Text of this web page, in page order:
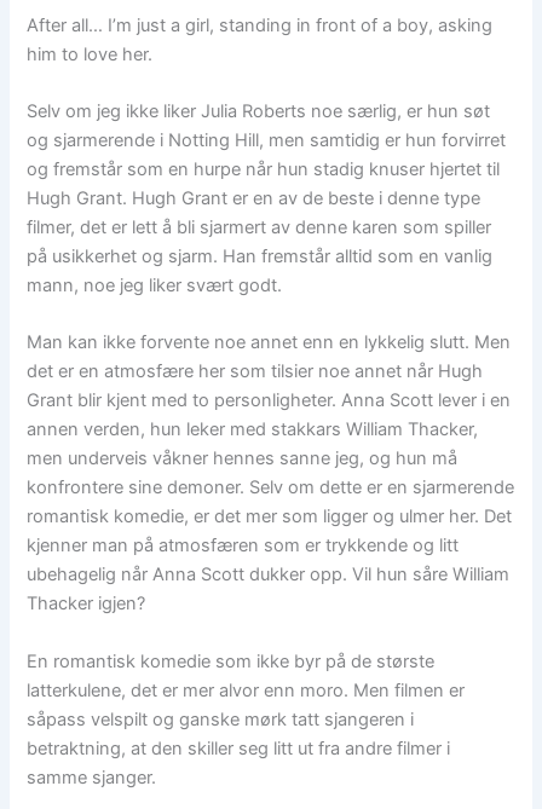
After all… I’m just a girl, standing in front of a boy, asking
him to love her.
Selv om jeg ikke liker Julia Roberts noe særlig, er hun søt
og sjarmerende i Notting Hill, men samtidig er hun forvirret
og fremstår som en hurpe når hun stadig knuser hjertet til
Hugh Grant. Hugh Grant er en av de beste i denne type
filmer, det er lett å bli sjarmert av denne karen som spiller
på usikkerhet og sjarm. Han fremstår alltid som en vanlig
mann, noe jeg liker svært godt.
Man kan ikke forvente noe annet enn en lykkelig slutt. Men
det er en atmosfære her som tilsier noe annet når Hugh
Grant blir kjent med to personligheter. Anna Scott lever i en
annen verden, hun leker med stakkars William Thacker,
men underveis våkner hennes sanne jeg, og hun må
konfrontere sine demoner. Selv om dette er en sjarmerende
romantisk komedie, er det mer som ligger og ulmer her. Det
kjenner man på atmosfæren som er trykkende og litt
ubehagelig når Anna Scott dukker opp. Vil hun såre William
Thacker igjen?
En romantisk komedie som ikke byr på de største
latterkulene, det er mer alvor enn moro. Men filmen er
såpass velspilt og ganske mørk tatt sjangeren i
betraktning, at den skiller seg litt ut fra andre filmer i
samme sjanger.